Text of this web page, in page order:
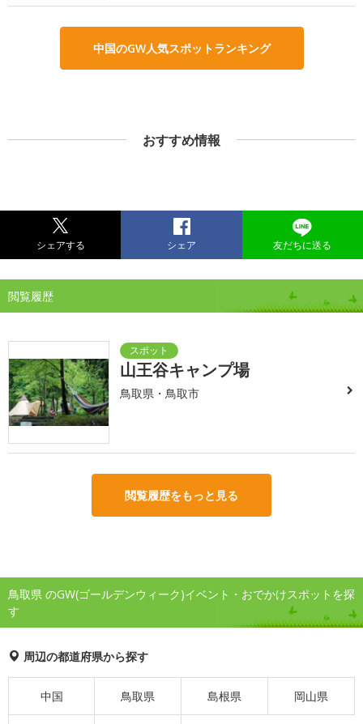
中国のGW人気スポットランキング
おすすめ情報
シェアする シェア 友だちに送る
閲覧履歴
山王谷キャンプ場
鳥取県・鳥取市
閲覧履歴をもっと見る
鳥取県 のGW(ゴールデンウィーク)イベント・おでかけスポットを探
す
周辺の都道府県から探す
中国 鳥取県 島根県 岡山県